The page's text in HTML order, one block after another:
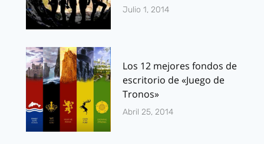
Julio 1, 2014
Los 12 mejores fondos de
escritorio de «Juego de
Tronos»
Abril 25, 2014